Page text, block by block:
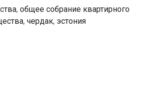
, общее собрание квартирного
, чердак, эстония